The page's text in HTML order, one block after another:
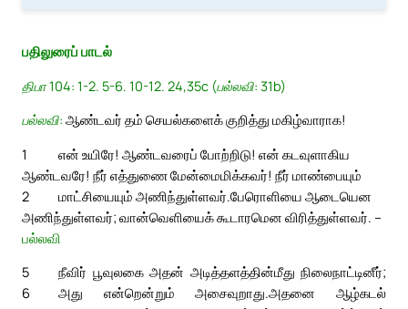
பதிலுரைப் பாடல்
திபா 104: 1-2. 5-6. 10-12. 24,35c (பல்லவி: 31b)
பல்லவி: ஆண்டவர் தம் செயல்களைக் குறித்து மகிழ்வாராக!
1
என் உயிரே! ஆண்டவரைப் போற்றிடு! என் கடவுளாகிய
ஆண்டவரே! நீர் எத்துணை மேன்மைமிக்கவர்! நீர் மாண்பையும்
மாட்சியையும் அணிந்துள்ளவர்.
2
பேரொளியை ஆடையென
அணிந்துள்ளவர்; வான்வெளியைக் கூடாரமென விரித்துள்ளவர். –
பல்லவி
5
நீவிர் பூவுலகை அதன் அடித்தளத்தின்மீது நிலைநாட்டினீர்;
அது என்றென்றும் அசைவுறாது.
6
அதனை ஆழ்கடல்